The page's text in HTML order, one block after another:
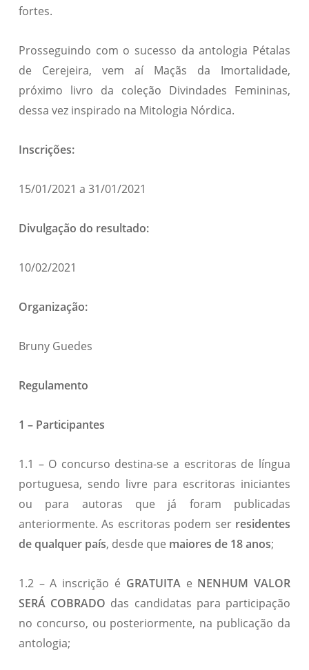
fortes.
Prosseguindo com o sucesso da antologia Pétalas
de Cerejeira, vem aí Maçãs da Imortalidade,
próximo livro da coleção Divindades Femininas,
dessa vez inspirado na Mitologia Nórdica.
Inscrições:
15/01/2021 a 31/01/2021
Divulgação do resultado:
10/02/2021
Organização:
Bruny Guedes
Regulamento
1 – Participantes
1.1 – O concurso destina-se a escritoras de língua
portuguesa, sendo livre para escritoras iniciantes
ou para autoras que já foram publicadas
anteriormente. As escritoras podem ser residentes
de qualquer país, desde que maiores de 18 anos;
1.2 – A inscrição é GRATUITAe NENHUM VALOR
SERÁ COBRADO das candidatas para participação
no concurso, ou posteriormente, na publicação da
antologia;